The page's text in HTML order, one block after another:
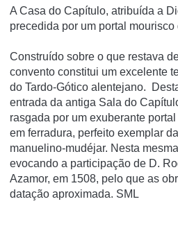
A Casa do Capí­tulo, atribuí­da a
precedida por um portal
Construído sobre o que restava
convento constitui um excelente
do Tardo-Gótico alentejano.
entrada da antiga Sala do
rasgada por um exuberante
em ferradura, perfeito exemplar
manuelino-mudéjar. Nesta
evocando a participação de D.
Azamor, em 1508, pelo que as
datação aproximada. SML